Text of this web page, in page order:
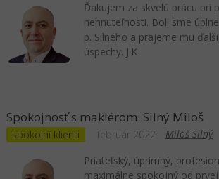
Ďakujem za skvelú prácu pri
nehnuteľnosti. Boli sme
p. Silného a prajeme mu
úspechy. J.K
Spokojnosť s maklérom: Silný Miloš
spokojní klienti Miloš Silný
február 2022
Priateľský, úprimný,
maximálne spokojný od